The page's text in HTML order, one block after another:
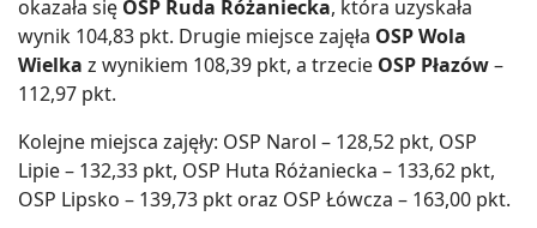
okazała się OSP Ruda Różaniecka, która uzyskała
wynik 104,83 pkt. Drugie miejsce zajęła OSP Wola
Wielka z wynikiem 108,39 pkt, a trzecie OSP Płazów–
112,97 pkt.
Kolejne miejsca zajęły: OSP Narol – 128,52 pkt, OSP
Lipie – 132,33 pkt, OSP Huta Różaniecka – 133,62 pkt,
OSP Lipsko – 139,73 pkt oraz OSP Łówcza – 163,00 pkt.